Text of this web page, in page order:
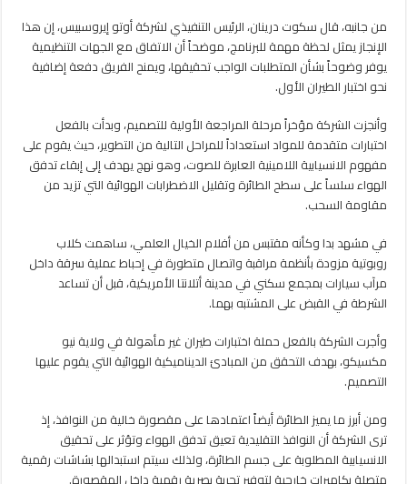
من جانبه، قال سكوت درينان، الرئيس التنفيذي لشركة أوتو إيروسبيس، إن هذا
الإنجاز يمثل لحظة مهمة للبرنامج، موضحاً أن الاتفاق مع الجهات التنظيمية
يوفر وضوحاً بشأن المتطلبات الواجب تحقيقها، ويمنح الفريق دفعة إضافية
نحو اختبار الطيران الأول.
وأنجزت الشركة مؤخراً مرحلة المراجعة الأولية للتصميم، وبدأت بالفعل
اختبارات متقدمة للمواد استعداداً للمراحل التالية من التطوير، حيث يقوم على
مفهوم الانسيابية اللامينية العابرة للصوت، وهو نهج يهدف إلى إبقاء تدفق
الهواء سلساً على سطح الطائرة وتقليل الاضطرابات الهوائية التي تزيد من
مقاومة السحب.
في مشهد بدا وكأنه مقتبس من أفلام الخيال العلمي، ساهمت كلاب
روبوتية مزودة بأنظمة مراقبة واتصال متطورة في إحباط عملية سرقة داخل
مرآب سيارات بمجمع سكني في مدينة أتلانتا الأمريكية، قبل أن تساعد
الشرطة في القبض على المشتبه بهما.
وأجرت الشركة بالفعل حملة اختبارات طيران غير مأهولة في ولاية نيو
مكسيكو، بهدف التحقق من المبادئ الديناميكية الهوائية التي يقوم عليها
التصميم.
ومن أبرز ما يميز الطائرة أيضاً اعتمادها على مقصورة خالية من النوافذ، إذ
ترى الشركة أن النوافذ التقليدية تعيق تدفق الهواء وتؤثر على تحقيق
الانسيابية المطلوبة على جسم الطائرة، ولذلك سيتم استبدالها بشاشات رقمية
متصلة بكاميرات خارجية لتوفير تجربة بصرية رقمية داخل المقصورة.